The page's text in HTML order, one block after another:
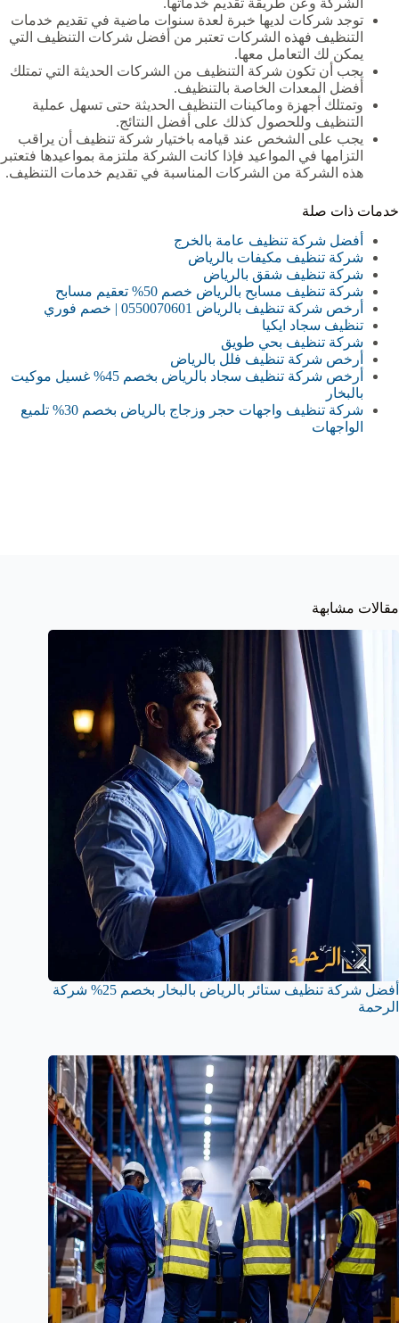
توجد شركات لديها خبرة لعدة سنوات ماضية في تقديم خدمات
التنظيف فهذه الشركات تعتبر من أفضل شركات التنظيف التي
يمكن لك التعامل معها.
يجب أن تكون شركة التنظيف من الشركات الحديثة التي تمتلك
أفضل المعدات الخاصة بالتنظيف.
وتمتلك أجهزة وماكينات التنظيف الحديثة حتى تسهل عملية
التنظيف وللحصول كذلك على أفضل النتائج.
يجب على الشخص عند قيامه باختيار شركة تنظيف أن يراقب
التزامها في المواعيد فإذا كانت الشركة ملتزمة بمواعيدها فتعتبر
هذه الشركة من الشركات المناسبة في تقديم خدمات التنظيف.
خدمات ذات صلة
أفضل شركة تنظيف عامة بالخرج
شركة تنظيف مكيفات بالرياض
شركة تنظيف شقق بالرياض
شركة تنظيف مسابح بالرياض خصم 50% تعقيم مسابح
أرخص شركة تنظيف بالرياض 0550070601 | خصم فوري
تنظيف سجاد ايكيا
شركة تنظيف بحي طويق
أرخص شركة تنظيف فلل بالرياض
أرخص شركة تنظيف سجاد بالرياض بخصم 45% غسيل موكيت
بالبخار
شركة تنظيف واجهات حجر وزجاج بالرياض بخصم 30% تلميع
الواجهات
مقالات مشابهة
أفضل شركة تنظيف ستائر بالرياض بالبخار بخصم 25% شركة
الرحمة